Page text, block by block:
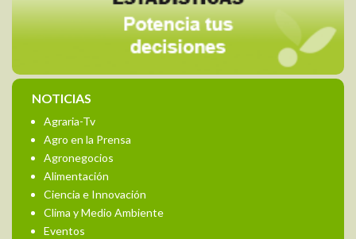
NOTICIAS
Agraria-Tv
Agro en la Prensa
Agronegocios
Alimentación
Ciencia e Innovación
Clima y Medio Ambiente
Eventos